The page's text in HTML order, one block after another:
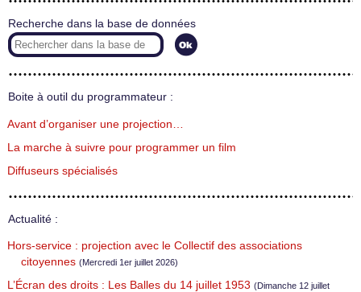
Recherche dans la base de données
Boite à outil du programmateur :
Avant d’organiser une projection…
La marche à suivre pour programmer un film
Diffuseurs spécialisés
Actualité :
Hors-service : projection avec le Collectif des associations
citoyennes (Mercredi 1er juillet 2026)
L’Écran des droits : Les Balles du 14 juillet 1953 (Dimanche 12 juillet